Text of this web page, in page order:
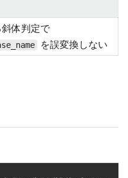
体判定で
を誤変換しない